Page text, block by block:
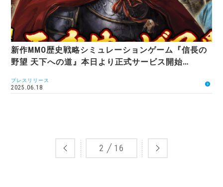
新作MMO歴史戦略シミュレーションゲーム『信長の
野望 天下への道』本日より正式サービス開始…
プレスリリース
2025.06.18
2 16